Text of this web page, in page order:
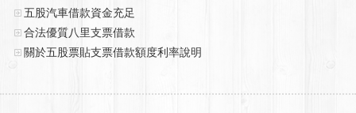
五股汽車借款資金充足
合法優質八里支票借款
關於五股票貼支票借款額度利率說明
五股機車借款額度可以到多少？